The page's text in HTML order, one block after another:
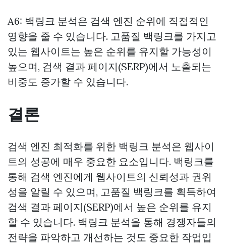
A6: 백링크 분석은 검색 엔진 순위에 직접적인
영향을 줄 수 있습니다. 고품질 백링크를 가지고
있는 웹사이트는 높은 순위를 유지할 가능성이
높으며, 검색 결과 페이지(SERP)에서 노출되는
비중도 증가할 수 있습니다.
결론
검색 엔진 최적화를 위한 백링크 분석은 웹사이
트의 성공에 매우 중요한 요소입니다. 백링크를
통해 검색 엔진에게 웹사이트의 신뢰성과 권위
성을 알릴 수 있으며, 고품질 백링크를 획득하여
검색 결과 페이지(SERP)에서 높은 순위를 유지
할 수 있습니다. 백링크 분석을 통해 경쟁자들의
전략을 파악하고 개선하는 것도 중요한 작업입